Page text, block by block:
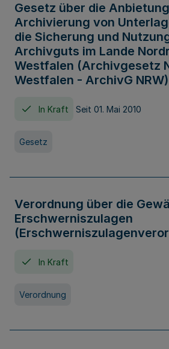
Gesetz über die
Archivierung von
die Sicherung und
Archivguts im Lande
Westfalen (Archivgesetz
Westfalen - ArchivG NRW)
In Kraft Seit 01. Mai 2010
Gesetz
Verordnung über die
Erschwerniszulagen
In Kraft
Verordnung